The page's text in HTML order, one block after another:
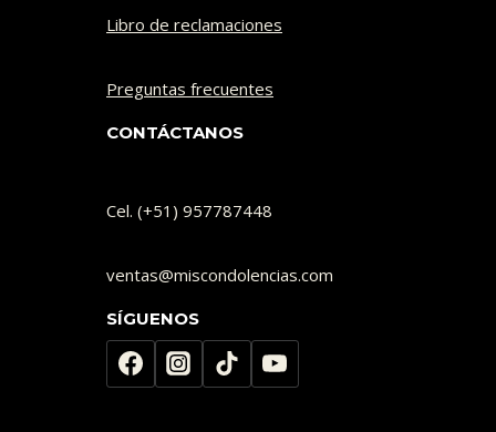
Libro de reclamaciones
Preguntas frecuentes
CONTÁCTANOS
Cel. (+51) 957787448
ventas@miscondolencias.com
SÍGUENOS